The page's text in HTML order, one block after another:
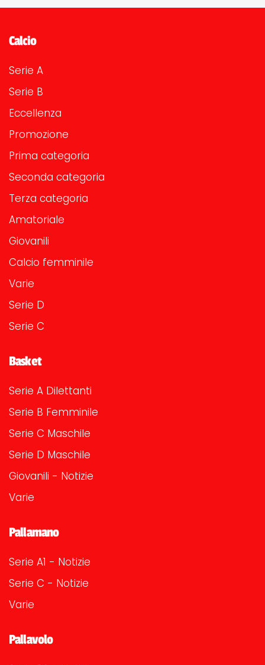
Calcio
Serie A
Serie B
Eccellenza
Promozione
Prima categoria
Seconda categoria
Terza categoria
Amatoriale
Giovanili
Calcio femminile
Varie
Serie D
Serie C
Basket
Serie A Dilettanti
Serie B Femminile
Serie C Maschile
Serie D Maschile
Giovanili - Notizie
Varie
Pallamano
Serie A1 - Notizie
Serie C - Notizie
Varie
Pallavolo